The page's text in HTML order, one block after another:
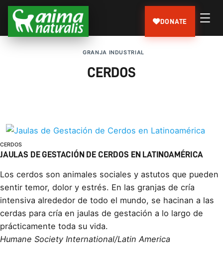
DONATE
GRANJA INDUSTRIAL
CERDOS
CERDOS
JAULAS DE GESTACIÓN DE CERDOS EN LATINOAMÉRICA
Los cerdos son animales sociales y astutos que pueden
sentir temor, dolor y estrés. En las granjas de cría
intensiva alrededor de todo el mundo, se hacinan a las
cerdas para cría en jaulas de gestación a lo largo de
prácticamente toda su vida.
Humane Society International/Latin America